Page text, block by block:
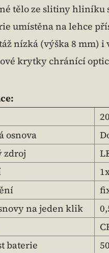
tělo ze slitiny hliníku
umístěna na lehce
nízká (výška 8 mm)
krytky chránící
osnova
zdroj
na jeden klik
baterie